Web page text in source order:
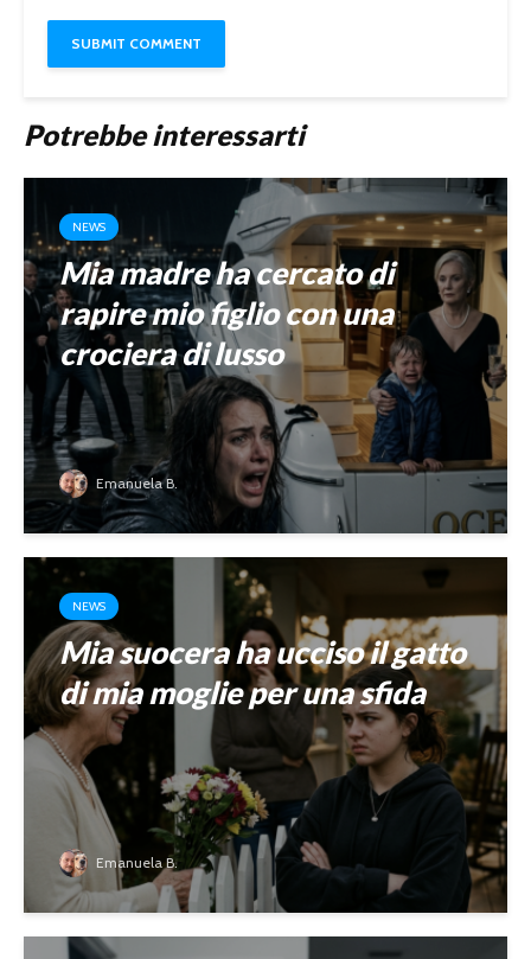
Potrebbe interessarti
NEWS
Mia madre ha cercato di
rapire mio figlio con una
crociera di lusso
Emanuela B.
NEWS
Mia suocera ha ucciso il gatto
di mia moglie per una sfida
Emanuela B.